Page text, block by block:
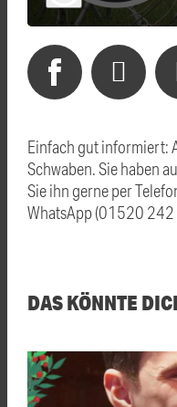
Einfach gut informiert:
Schwaben. Sie haben
Sie ihn gerne per
WhatsApp (01520
DAS KÖNNTE